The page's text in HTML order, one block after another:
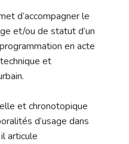
d’accompagner le
et/ou de statut d’un
en acte
et
et chronotopique
d’usage dans
articule